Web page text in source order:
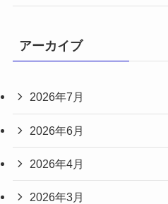
アーカイブ
2026年7月
2026年6月
2026年4月
2026年3月